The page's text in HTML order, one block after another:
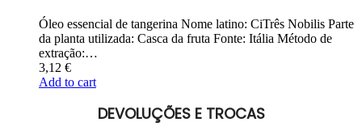
Óleo essencial de tangerina Nome latino: CiTrês Nobilis Parte
da planta utilizada: Casca da fruta Fonte: Itália Método de
extração:…
3,12 €
Add to cart
DEVOLUÇÕES E TROCAS